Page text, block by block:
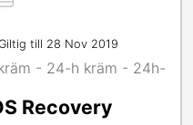
till 28 Nov 2019
- 24-h kräm - 24h-
Recovery